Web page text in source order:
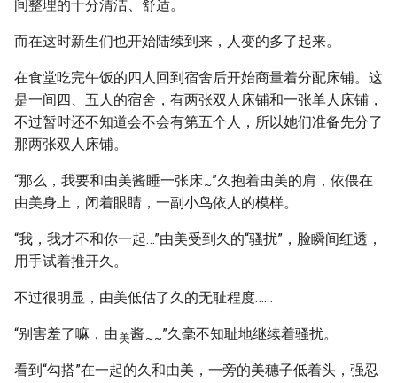
间整理的十分清洁、舒适。
而在这时新生们也开始陆续到来，人变的多了起来。
在食堂吃完午饭的四人回到宿舍后开始商量着分配床铺。这
是一间四、五人的宿舍，有两张双人床铺和一张单人床铺，
不过暂时还不知道会不会有第五个人，所以她们准备先分了
那两张双人床铺。
“那么，我要和由美酱睡一张床~”久抱着由美的肩，依偎在
由美身上，闭着眼睛，一副小鸟依人的模样。
“我，我才不和你一起…”由美受到久的“骚扰”，脸瞬间红透，
用手试着推开久。
不过很明显，由美低估了久的无耻程度……
“别害羞了嘛，由美酱~~”久毫不知耻地继续着骚扰。
看到“勾搭”在一起的久和由美，一旁的美穗子低着头，强忍